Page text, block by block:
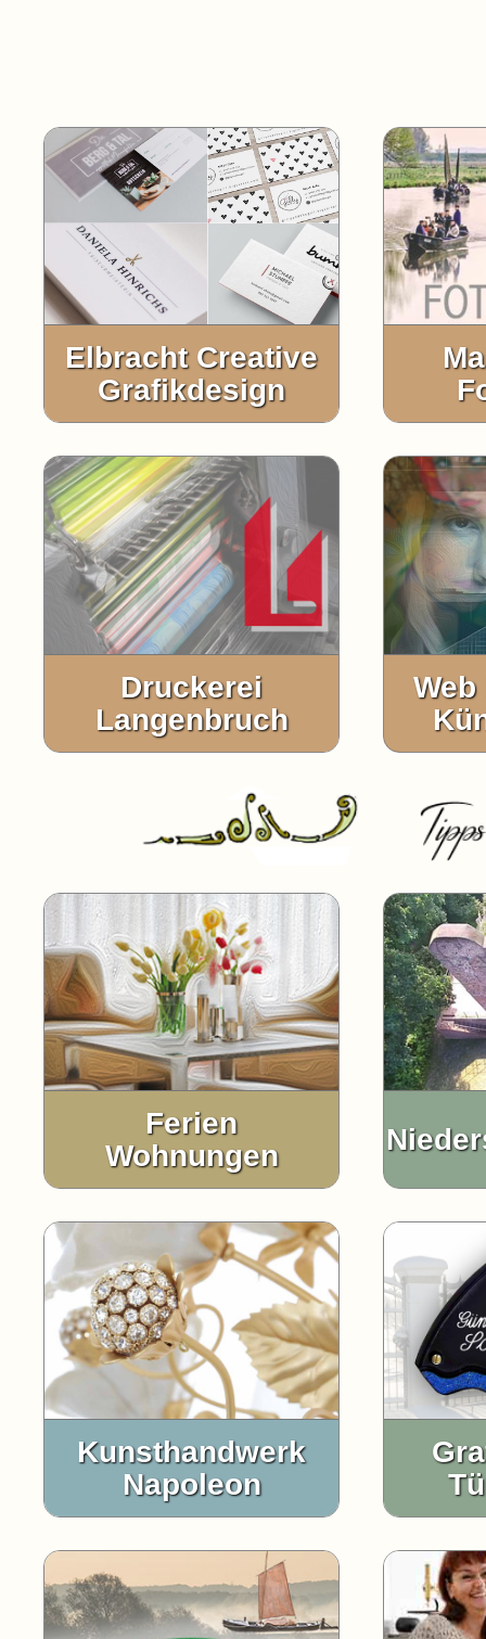
Elbracht Creative
Grafikdesign
Druckerei
Langenbruch
Ferien
Wohnungen
Kunsthandwerk
Napoleon